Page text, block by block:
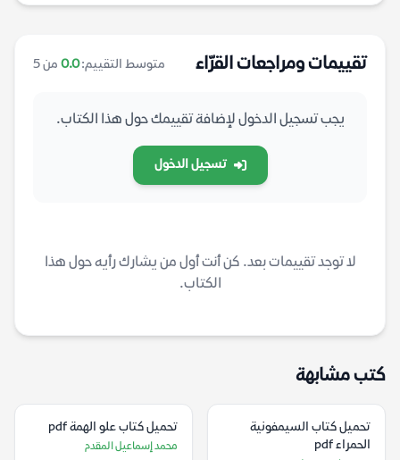
تقييمات ومراجعات القرّاء متوسط التقييم:0.0 من 5
يجب تسجيل الدخول لإضافة تقييمك حول هذا الكتاب.
تسجيل الدخول
لا توجد تقييمات بعد. كن أنت أول من يشارك رأيه حول هذا
الكتاب.
كتب مشابهة
تحميل كتاب السيمفونية
الحمراء pdf
تحميل كتاب علو الهمة pdf
محمد إسماعيل المقدم